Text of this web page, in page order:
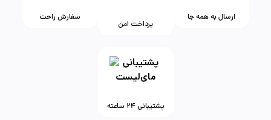
سفارش راحت
پرداخت امن
ارسال به همه جا
پشتیبانی ۲۴ ساعته